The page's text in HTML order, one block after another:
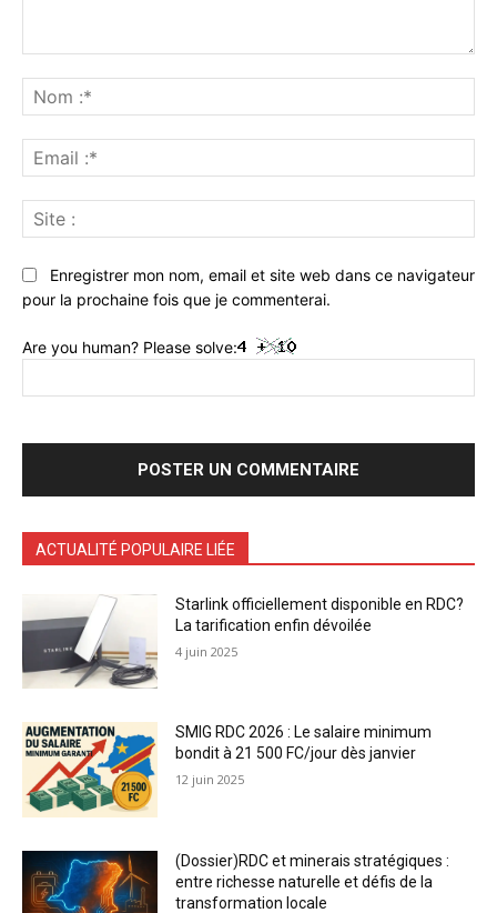
:*
:*
:
Enregistrer mon nom, email et site web dans ce navigateur
pour la prochaine fois que je commenterai.
Are you human? Please solve:
ACTUALITÉ POPULAIRE LIÉE
Starlink officiellement disponible en RDC?
La tarification enfin dévoilée
4 juin 2025
SMIG RDC 2026 : Le salaire minimum
bondit à 21 500 FC/jour dès janvier
12 juin 2025
(Dossier)RDC et minerais stratégiques :
entre richesse naturelle et défis de la
transformation locale